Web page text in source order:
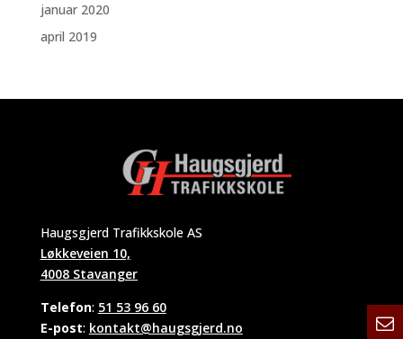
januar 2020
april 2019
Haugsgjerd Trafikkskole AS
Løkkeveien 10,
4008 Stavanger
Telefon: 51 53 96 60
E-post: kontakt@haugsgjerd.no